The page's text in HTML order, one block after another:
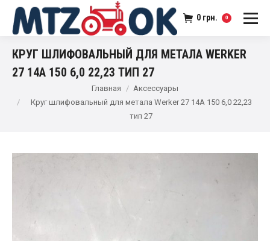
0 грн. 0
КРУГ ШЛИФОВАЛЬНЫЙ ДЛЯ МЕТАЛА WERKER
27 14A 150 6,0 22,23 ТИП 27
Главная
Аксессуары
Круг шлифовальный для метала Werker 27 14A 150 6,0 22,23
тип 27